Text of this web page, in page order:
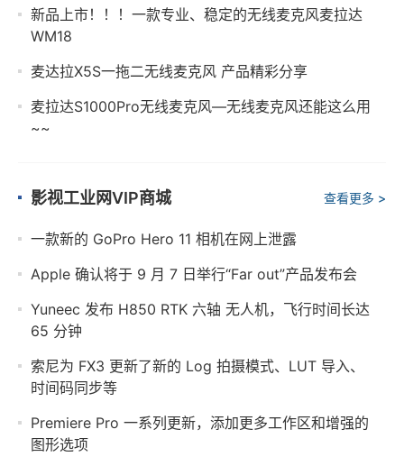
新品上市！！！一款专业、稳定的无线麦克风麦拉达
WM18
麦达拉X5S一拖二无线麦克风 产品精彩分享
麦拉达S1000Pro无线麦克风—无线麦克风还能这么用
~~
影视工业网VIP商城 查看更多 >
一款新的 GoPro Hero 11 相机在网上泄露
Apple 确认将于 9 月 7 日举行“Far out”产品发布会
Yuneec 发布 H850 RTK 六轴 无人机，飞行时间长达
65 分钟
索尼为 FX3 更新了新的 Log 拍摄模式、LUT 导入、
时间码同步等
Premiere Pro 一系列更新，添加更多工作区和增强的
图形选项